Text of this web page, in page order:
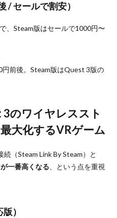
/ セールで割安）
、Steam版はセールで1000円〜
前後。Steam版はQuest 3版の
3のワイヤレススト
大化するVRゲーム
（Steam Link By Steam）と
一番高くなる 、という点を重視
）